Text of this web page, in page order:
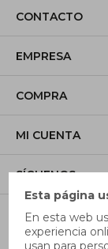
Esta página
En esta web
experiencia
usan para
CONTACTO
EMPRESA
COMPRA
MI CUENTA
SÍGUENOS